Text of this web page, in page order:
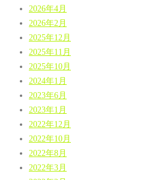
2026年4月
2026年2月
2025年12月
2025年11月
2025年10月
2024年1月
2023年6月
2023年1月
2022年12月
2022年10月
2022年8月
2022年3月